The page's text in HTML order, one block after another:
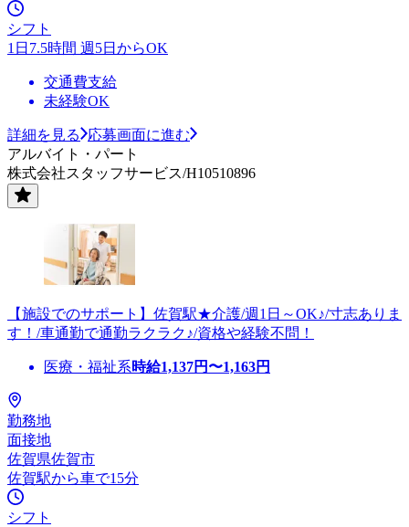
シフト
1日7.5時間 週5日からOK
交通費支給
未経験OK
詳細を見る
応募画面に進む
アルバイト・パート
株式会社スタッフサービス/H10510896
【施設でのサポート】佐賀駅★介護/週1日～OK♪/寸志ありま
す！/車通勤で通勤ラクラク♪/資格や経験不問！
医療・福祉系時給1,137円〜1,163円
勤務地
面接地
佐賀県佐賀市
佐賀駅から車で15分
シフト